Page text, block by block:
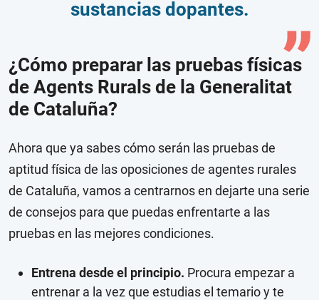
sustancias dopantes.
¿Cómo preparar las pruebas físicas
de Agents Rurals de la Generalitat
de Cataluña?
Ahora que ya sabes cómo serán las pruebas de
aptitud física de las oposiciones de agentes rurales
de Cataluña, vamos a centrarnos en dejarte una serie
de consejos para que puedas enfrentarte a las
pruebas en las mejores condiciones.
Entrena desde el principio. Procura empezar a
entrenar a la vez que estudias el temario y te